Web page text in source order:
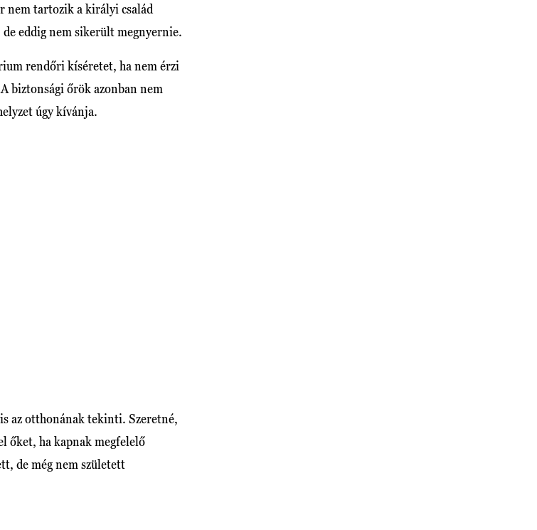
nem tartozik a királyi család
eddig nem sikerült megnyernie.
rendőri kíséretet, ha nem érzi
biztonsági őrök azonban nem
úgy kívánja.
az otthonának tekinti. Szeretné,
őket, ha kapnak megfelelő
de még nem született